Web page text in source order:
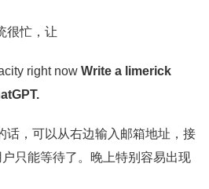
很忙，让
right now Write a limerick
话，可以从右边输入邮箱地址，接
只能等待了。晚上特别容易出现